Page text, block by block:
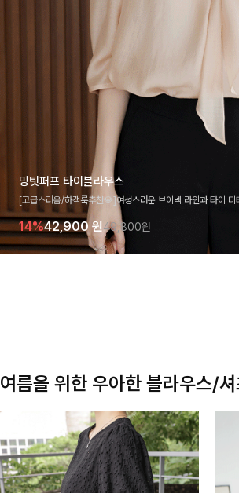
밍팃퍼프 타이블라우스
[고급스러움/하객룩추천💎]여성스러운 브이넥 라인과 타이 디
라우스 🤍 여유로운 7부 소매로 편안하게 착용되며 데일리룩
기 좋은 아이템이에요
14%42,900 원49,800원
여름을 위한 우아한 블라우스/